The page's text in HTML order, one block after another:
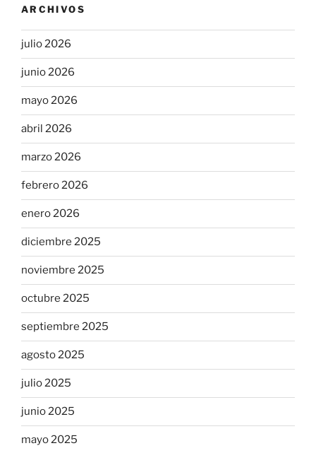
ARCHIVOS
julio 2026
junio 2026
mayo 2026
abril 2026
marzo 2026
febrero 2026
enero 2026
diciembre 2025
noviembre 2025
octubre 2025
septiembre 2025
agosto 2025
julio 2025
junio 2025
mayo 2025